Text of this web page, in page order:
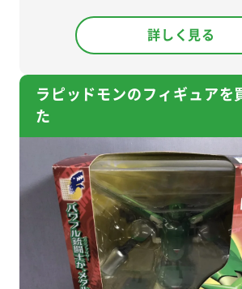
詳しく見る
ラピッドモンのフィギュアを
た